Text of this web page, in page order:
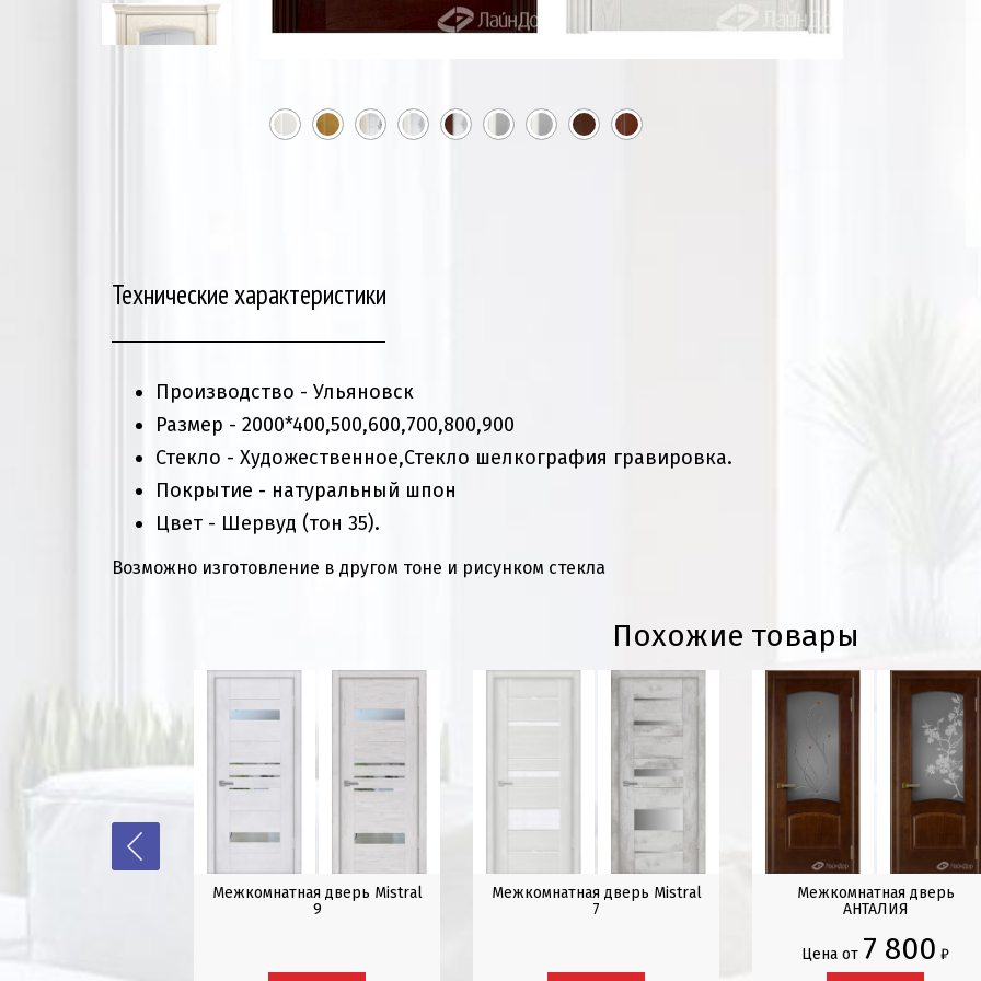
Технические характеристики
Производство - Ульяновск
Размер - 2000*400,500,600,700,800,900
Стекло - Художественное,Стекло шелкография гравировка.
Покрытие - натуральный шпон
Цвет - Шервуд (тон 35).
Возможно изготовление в другом тоне и рисунком стекла
Похожие товары
дверь "Arteon"
Межкомнатная дверь Mistral
9
Межкомнатная дверь Mistral
7
Межкомнатная дверь
АНТАЛИЯ
Цена от 7 800 ₽